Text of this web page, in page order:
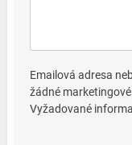
Emailová adresa
žádné
Vyžadované